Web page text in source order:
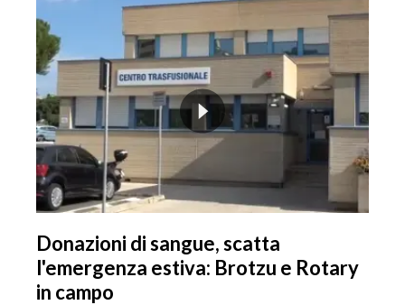
Donazioni di sangue, scatta
l'emergenza estiva: Brotzu e Rotary
in campo